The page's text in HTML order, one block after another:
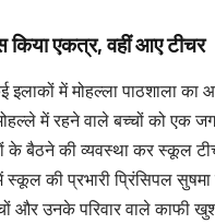
किया एकत्र, वहीं आए टीचर
इलाकों में मोहल्ला पाठशाला
में रहने वाले बच्चों को एक
के बैठने की व्यवस्था कर स्कूल
की प्रभारी प्रिंसिपल सुषमा
और उनके परिवार वाले काफी